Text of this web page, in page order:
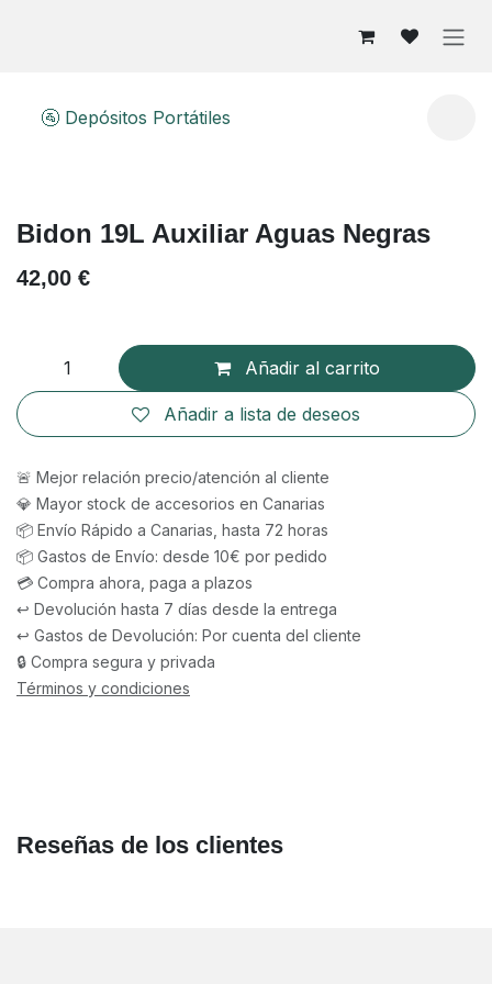
🚰 Depósitos Portátiles
Bidon 19L Auxiliar Aguas Negras
42,00€
Añadir al carrito
Añadir a lista de deseos
🚨 Mejor relación precio/atención al cliente
💎 Mayor stock de accesorios en Canarias
📦 Envío Rápido a Canarias, hasta 72 horas
📦 Gastos de Envío: desde 10€ por pedido
💳 Compra ahora, paga a plazos
↩️ Devolución hasta 7 días desde la entrega
↩️ Gastos de Devolución: Por cuenta del cliente
🔒 Compra segura y privada
Términos y condiciones
Reseñas de los clientes